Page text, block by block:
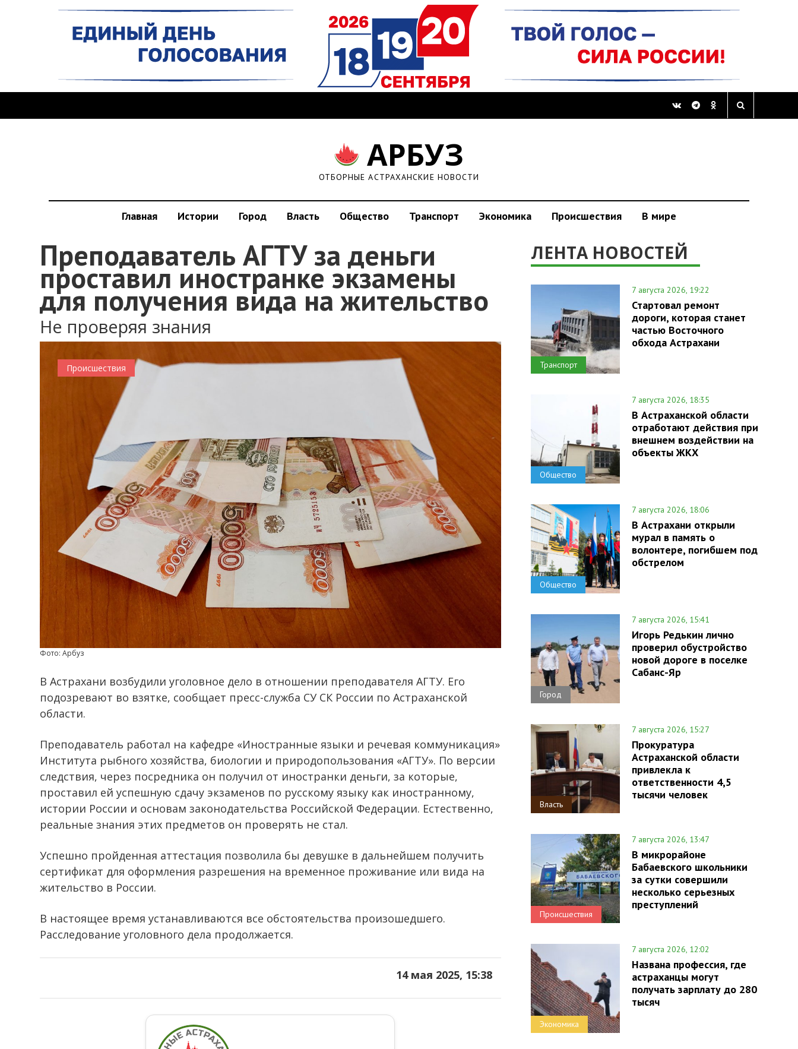
АРБУЗ
ОТБОРНЫЕ АСТРАХАНСКИЕ НОВОСТИ
Главная Истории Город Власть Общество Транспорт Экономика Происшествия В мире
Преподаватель АГТУ за деньги
проставил иностранке экзамены
для получения вида на жительство
Не проверяя знания
Происшествия
Фото: Арбуз
В Астрахани возбудили уголовное дело в отношении преподавателя АГТУ. Его
подозревают во взятке, сообщает пресс-служба СУ СК России по Астраханской
области.
Преподаватель работал на кафедре «Иностранные языки и речевая коммуникация»
Института рыбного хозяйства, биологии и природопользования «АГТУ». По версии
следствия, через посредника он получил от иностранки деньги, за которые,
проставил ей успешную сдачу экзаменов по русскому языку как иностранному,
истории России и основам законодательства Российской Федерации. Естественно,
реальные знания этих предметов он проверять не стал.
Успешно пройденная аттестация позволила бы девушке в дальнейшем получить
сертификат для оформления разрешения на временное проживание или вида на
жительство в России.
В настоящее время устанавливаются все обстоятельства произошедшего.
Расследование уголовного дела продолжается.
14 мая 2025, 15:38
ЛЕНТА НОВОСТЕЙ
Транспорт
7 августа 2026, 19:22
Стартовал ремонт
дороги, которая станет
частью Восточного
обхода Астрахани
Общество
7 августа 2026, 18:35
В Астраханской области
отработают действия при
внешнем воздействии на
объекты ЖКХ
Общество
7 августа 2026, 18:06
В Астрахани открыли
мурал в память о
волонтере, погибшем под
обстрелом
Город
7 августа 2026, 15:41
Игорь Редькин лично
проверил обустройство
новой дороге в поселке
Сабанс-Яр
Власть
7 августа 2026, 15:27
Прокуратура
Астраханской области
привлекла к
ответственности 4,5
тысячи человек
Происшествия
7 августа 2026, 13:47
В микрорайоне
Бабаевского школьники
за сутки совершили
несколько серьезных
преступлений
Экономика
7 августа 2026, 12:02
Названа профессия, где
астраханцы могут
получать зарплату до 280
тысяч